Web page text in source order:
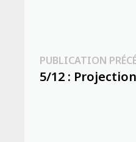
Navigation
de
PUBLICATION
5/12 :